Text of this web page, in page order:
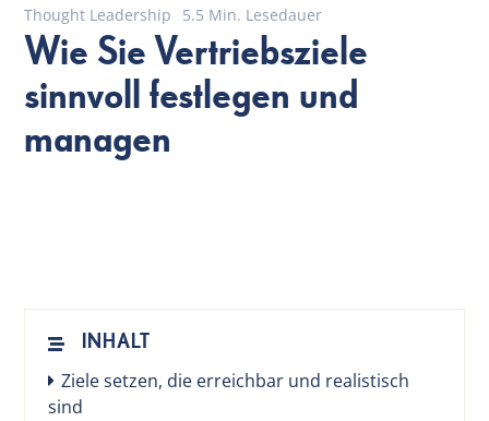
Ressourcen
Über uns
DE
Thought Leadership 5.5 Min. Lesedauer
Wie Sie Vertriebsziele
sinnvoll festlegen und
managen
INHALT
Ziele setzen, die erreichbar und realistisch
sind